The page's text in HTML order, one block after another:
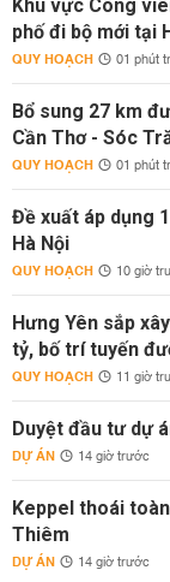
Khu vực Công
phố đi bộ mới tại
QUY HOẠCH 01 phút
Bổ sung 27 km
Cần Thơ - Sóc
QUY HOẠCH 01 phút
Đề xuất áp dụng
Hà Nội
QUY HOẠCH 10 giờ
Hưng Yên sắp
tỷ, bố trí tuyến
QUY HOẠCH 11 giờ
Duyệt đầu tư dự
DỰ ÁN 14 giờ trước
Keppel thoái
Thiêm
DỰ ÁN 14 giờ trước